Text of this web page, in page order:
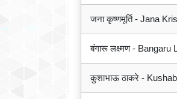
जना कृष्णमूर्ति - Jana
बंगारू लक्ष्मण - Bangaru
कुशाभाऊ ठाकरे -